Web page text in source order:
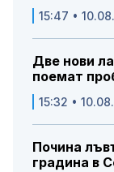
15:47 •
Две нови
поемат
15:32 •
Почина
градина в